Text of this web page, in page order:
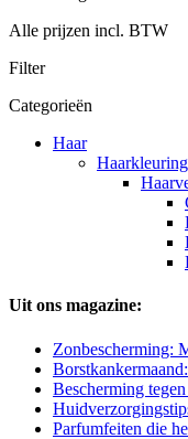
Alle prijzen incl. BTW
Filter
Categorieën
Haar
Haarkleuring
Uit ons magazine:
Zonbescherming:
Bescherming
Parfumfeiten die